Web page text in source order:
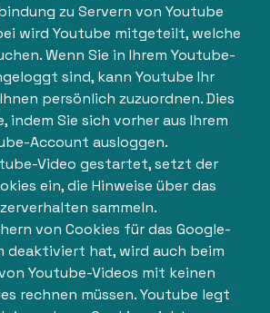
zu Servern von Youtube
wird Youtube mitgeteilt, welche
Wenn Sie in Ihrem Youtube-
sind, kann Youtube Ihr
persönlich zuzuordnen. Dies
indem Sie sich vorher aus Ihrem
Account ausloggen.
Video gestartet, setzt der
ein, die Hinweise über das
sammeln.
von Cookies für das Google-
deaktiviert hat, wird auch beim
Youtube-Videos mit keinen
rechnen müssen. Youtube legt